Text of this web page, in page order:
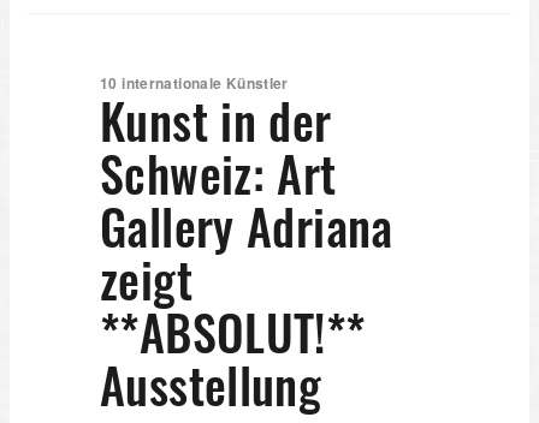
10 internationale Künstler
Kunst in der
Schweiz: Art
Gallery Adriana
zeigt
**ABSOLUT!**
Ausstellung